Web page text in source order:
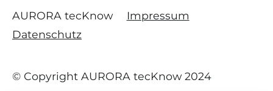
AURORA tecKnow
Impressum
Datenschutz
© Copyright AURORA tecKnow 2024